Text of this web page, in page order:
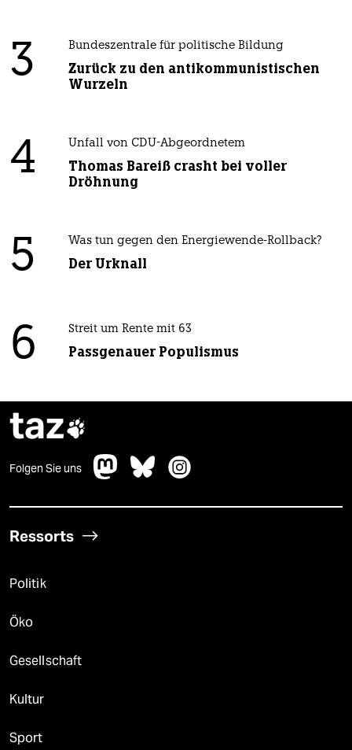
3 Bundeszentrale für politische Bildung
Zurück zu den antikommunistischen
Wurzeln
4 Unfall von CDU-Abgeordnetem
Thomas Bareiß crasht bei voller
Dröhnung
5 Was tun gegen den Energiewende-Rollback?
Der Urknall
6 Streit um Rente mit 63
Passgenauer Populismus
taz
Folgen Sie uns
Ressorts
Politik
Öko
Gesellschaft
Kultur
Sport